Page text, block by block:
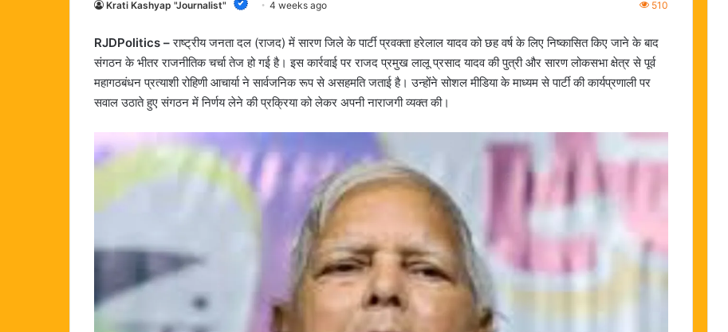
Krati Kashyap "Journalist" 4 weeks ago 510
RJDPolitics –राष्ट्रीय जनता दल (राजद) में सारण जिले के पार्टी प्रवक्ता हरेलाल यादव को छह वर्ष के लिए निष्कासित किए जाने के बाद
संगठन के भीतर राजनीतिक चर्चा तेज हो गई है। इस कार्रवाई पर राजद प्रमुख लालू प्रसाद यादव की पुत्री और सारण लोकसभा क्षेत्र से पूर्व
महागठबंधन प्रत्याशी रोहिणी आचार्या ने सार्वजनिक रूप से असहमति जताई है। उन्होंने सोशल मीडिया के माध्यम से पार्टी की कार्यप्रणाली पर
सवाल उठाते हुए संगठन में निर्णय लेने की प्रक्रिया को लेकर अपनी नाराजगी व्यक्त की।